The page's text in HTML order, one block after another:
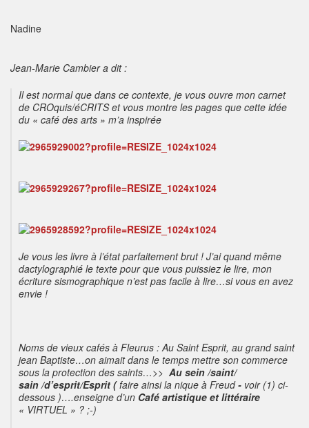
Nadine
Jean-Marie Cambier a dit :
Il est normal que dans ce contexte, je vous ouvre mon carnet
de CROquis/éCRITS et vous montre les pages que cette idée
du « café des arts » m’a inspirée
Je vous les livre à l’état parfaitement brut ! J’ai quand même
dactylographié le texte pour que vous puissiez le lire, mon
écriture sismographique n’est pas facile à lire…si vous en avez
envie !
Noms de vieux cafés à Fleurus : Au Saint Esprit, au grand saint
jean Baptiste…on aimait dans le temps mettre son commerce
sous la protection des saints…>> Au sein /saint/
sain /d’esprit/Esprit (faire ainsi la nique à Freud- voir (1) ci-
dessous )….enseigne d’un Café artistique et littéraire
« VIRTUEL » ? ;-)